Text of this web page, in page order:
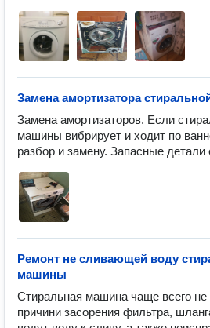
Замена амортизатора
Замена амортизаторов. Если
машины вибрирует и ходит по
разбор и замену. Запасные детали
Ремонт не сливающей воду
машины
Стиральная машина чаще всего не
причини засорения фильтра,